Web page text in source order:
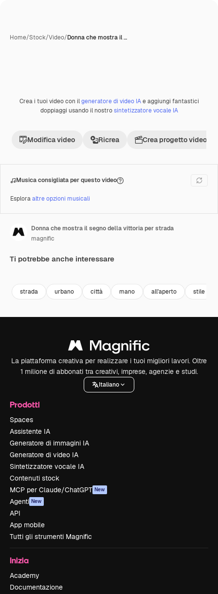
Home/Stock/Video/Donna che mostra il …
Crea i tuoi video con ilgeneratore di video IAe aggiungi fantastici
doppiaggi usando il nostrosintetizzatore vocale IA
Modifica video Ricrea Crea progetto video
Musica consigliata per questo video
Esploraaltre opzioni musicali
Donna che mostra il segno della vittoria per strada
magnific
Ti potrebbe anche interessare
strada urbano città mano all'aperto stile
La piattaforma creativa per realizzare i tuoi migliori lavori. Oltre
1 milione di abbonati tra creativi, imprese, agenzie e studi.
Italiano
Prodotti
Spaces
Assistente IA
Generatore di immagini IA
Generatore di video IA
Sintetizzatore vocale IA
Contenuti stock
MCP per Claude/ChatGPT New
Agenti New
API
App mobile
Tutti gli strumenti Magnific
Inizia
Academy
Documentazione